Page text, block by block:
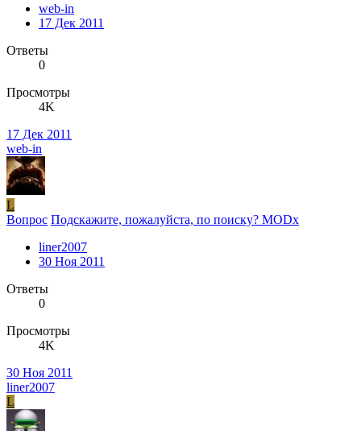
web-in
17 Дек 2011
Ответы
0
Просмотры
4K
17 Дек 2011
web-in
L
Вопрос Подскажите, пожалуйста, по поиску? MODx
liner2007
30 Ноя 2011
Ответы
0
Просмотры
4K
30 Ноя 2011
liner2007
L